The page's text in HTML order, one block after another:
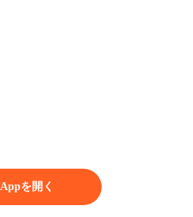
Appを開く